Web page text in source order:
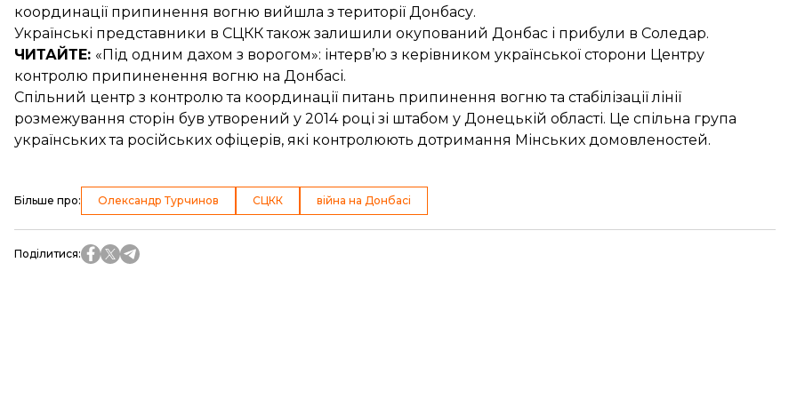
координації припинення вогню вийшла з території Донбасу.
Українські представники в СЦККтакож залишили окупований Донбас і прибули в Соледар.
ЧИТАЙТЕ: «Під одним дахом з ворогом»: інтерв’ю з керівником української сторони Центру
контролю припиненення вогню на Донбасі.
Спільний центр з контролю та координації питань припинення вогню та стабілізації лінії
розмежування сторін був утворений у 2014 році зі штабом у Донецькій області. Це спільна група
українських та російських офіцерів, які контролюють дотримання Мінських домовленостей.
Більше про: Олександр Турчинов СЦКК війна на Донбасі
Поділитися: